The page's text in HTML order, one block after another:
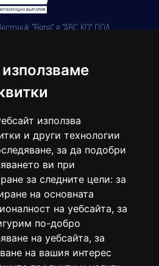
използва
и други технологии
за да подобри
ви при
за следните цели: за
на основната
на уебсайта, за
по-добро
на уебсайта, за
на вашия интерес
"Вяра" е "АВС КО" ООД,
43